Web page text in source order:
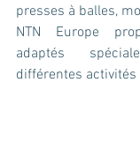
presses à balles,
NTN Europe
adaptés
différentes activités